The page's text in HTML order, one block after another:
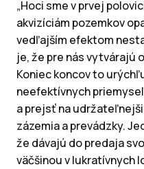
„Hoci sme v prvej
akvizíciám pozemkov
vedľajším efektom
je, že pre nás vytvárajú
Koniec koncov to
neefektívnych
a prejsť na
zázemia a prevádzky.
že dávajú do predaja
väčšinou v lukratívnych